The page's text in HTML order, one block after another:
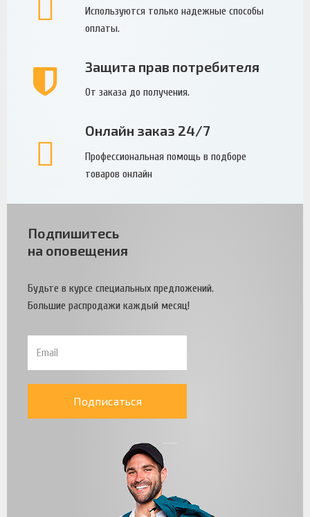
Используются только надежные способы
оплаты.
Защита прав потребителя
От заказа до получения.
Онлайн заказ 24/7
Профессиональная помощь в подборе
товаров онлайн
Подпишитесь
на оповещения
Будьте в курсе специальных предложений.
Большие распродажи каждый месяц!
Подписаться